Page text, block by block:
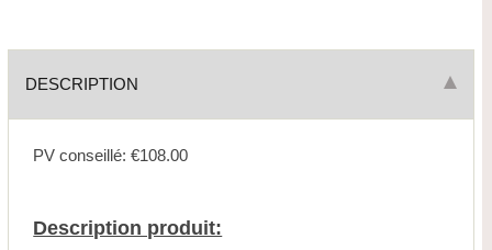
DESCRIPTION
PV conseillé: €108.00
Description produit: